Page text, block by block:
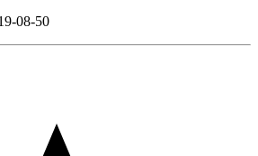
08-50